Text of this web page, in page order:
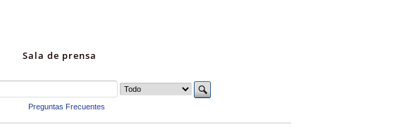
Sala de prensa
Preguntas Frecuentes